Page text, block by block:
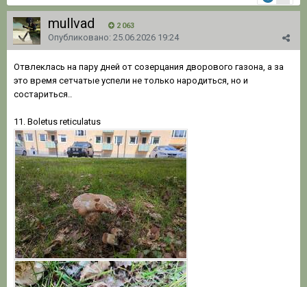
mullvad 2 063
Опубликовано: 25.06.2026 19:24
Отвлеклась на пару дней от созерцания дворового газона, а за
это время сетчатые успели не только народиться, но и
состариться..
11. Boletus reticulatus